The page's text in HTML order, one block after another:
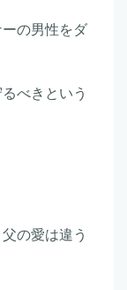
ーの男性をダ
べきという
の愛は違う